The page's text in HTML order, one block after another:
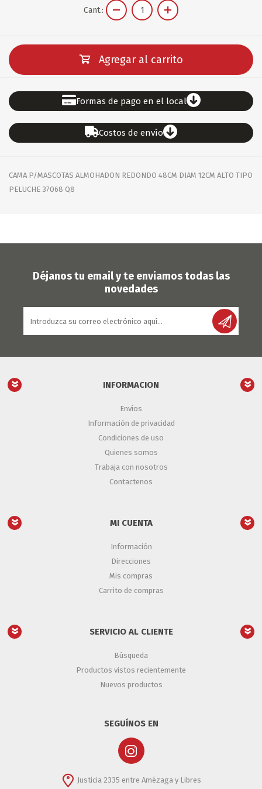
Cant.:
Agregar al carrito
Formas de pago en el local
Costos de envío
CAMA P/MASCOTAS ALMOHADON REDONDO 48CM DIAM 12CM ALTO TIPO
PELUCHE 37068 Q8
Déjanos tu email y te enviamos todas las
novedades
INFORMACION
Envíos
Información de privacidad
Condiciones de uso
Quienes somos
Trabaja con nosotros
Contactenos
MI CUENTA
Información
Direcciones
Mis compras
Carrito de compras
SERVICIO AL CLIENTE
Búsqueda
Productos vistos recientemente
Nuevos productos
SEGUÍNOS EN
Justicia 2335 entre Amézaga y Libres